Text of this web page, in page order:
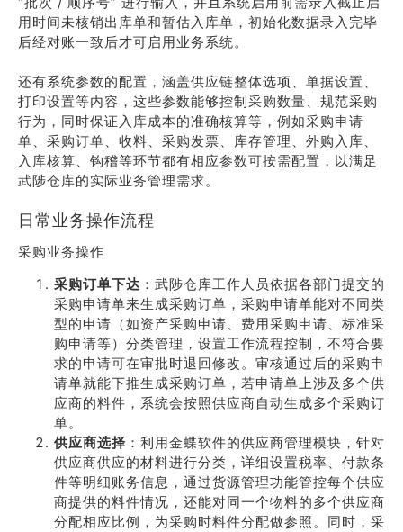
用时间未核销出库单和暂估入库单，初始化数据录入完毕
后经对账一致后才可启用业务系统。
还有系统参数的配置，涵盖供应链整体选项、单据设置、
打印设置等内容，这些参数能够控制采购数量、规范采购
行为，同时保证入库成本的准确核算等，例如采购申请
单、采购订单、收料、采购发票、库存管理、外购入库、
入库核算、钩稽等环节都有相应参数可按需配置，以满足
武陟仓库的实际业务管理需求。
日常业务操作流程
采购业务操作
采购订单下达 ：武陟仓库工作人员依据各部门提交的
采购申请单来生成采购订单，采购申请单能对不同类
型的申请（如资产采购申请、费用采购申请、标准采
购申请等）分类管理，设置工作流程控制，不符合要
求的申请可在审批时退回修改。审核通过后的采购申
请单就能下推生成采购订单，若申请单上涉及多个供
应商的料件，系统会按照供应商自动生成多个采购订
单。
供应商选择 ：利用金蝶软件的供应商管理模块，针对
供应商供应的材料进行分类，详细设置税率、付款条
件等明细账务信息，通过货源管理功能管控每个供应
商提供的料件情况，还能对同一个物料的多个供应商
分配相应比例，为采购时料件分配做参照。同时，采